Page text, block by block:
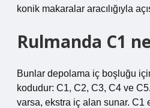
konik makaralar aracılığıyla
Rulmanda C1
Bunlar depolama iç boşluğu
kodudur: C1, C2, C3, C4 ve
varsa, ekstra iç alan sunar. C1